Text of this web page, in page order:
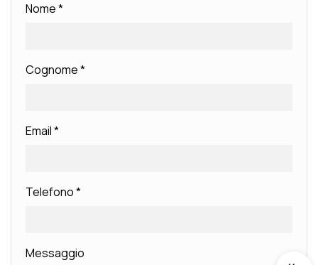
Nome*
Cognome*
Email*
Telefono*
Messaggio